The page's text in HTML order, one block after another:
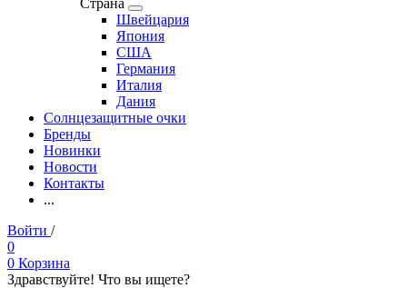
Страна
Швейцария
Япония
США
Германия
Италия
Дания
Солнцезащитные очки
Бренды
Новинки
Новости
Контакты
...
Войти /
0
0 Корзина
Здравствуйте! Что вы ищете?